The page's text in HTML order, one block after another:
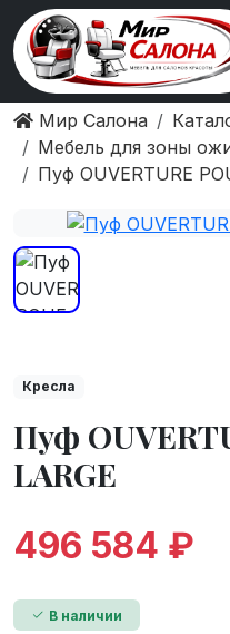
Мир Салона
Мебель для зоны
Пуф OUVERTURE
Кресла
Пуф
LARGE
496 584 ₽
В наличии